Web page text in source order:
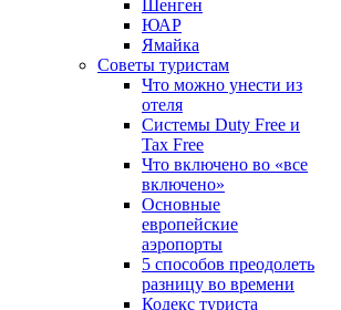
Шенген
ЮАР
Ямайка
Советы туристам
Что можно унести из
отеля
Системы Duty Free и
Tax Free
Что включено во «все
включено»
Основные
европейские
аэропорты
5 способов преодолеть
разницу во времени
Кодекс туриста